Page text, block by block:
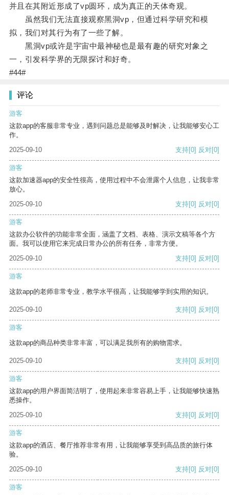
并且在其附近形成了vp圆环，成为真正的天体奇观。
虽然我们无法直接观察黑洞vp，但通过科学研究和模
拟，我们对其行为有了一些了解。
黑洞vp或许是宇宙中最神秘也是最有趣的研究对象之
一，引发科学界的无限探讨和好奇。
#44#
评论
游客
这款app的客服非常专业，遇到问题总是能够及时解决，让我能够安心工
作。
2025-09-10
支持[0] 反对[0]
游客
这款加速器app的安全性很高，使用过程中不会泄露个人信息，让我非常
放心。
2025-09-10
支持[0] 反对[0]
游客
这款办公软件的功能非常全面，涵盖了文档、表格、演示文稿等各个方
面。我可以使用它来完成日常办公的所有任务，非常方便。
2025-09-10
支持[0] 反对[0]
游客
这款app的老师非常专业，教学水平很高，让我能够学到实用的知识。
2025-09-10 支持[0] 反对[0]
游客
这款app的商品种类非常丰富，可以满足我所有的购物需求。
2025-09-10 支持[0] 反对[0]
游客
这款app的用户界面简洁明了，使用起来非常容易上手，让我能够快速熟
悉操作。
2025-09-10
支持[0] 反对[0]
游客
这款app的酒店、餐厅推荐非常有用，让我能够享受到高品质的旅行体
验。
2025-09-10
支持[0] 反对[0]
游客